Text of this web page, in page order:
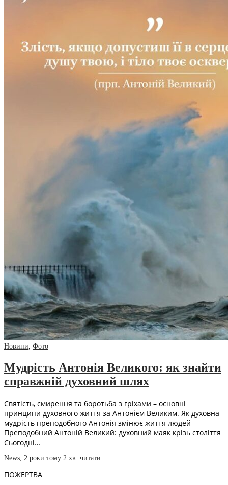
Новини, Фото
Мудрість Антонія Великого: як знайти
справжній духовний шлях
Святість, смирення та боротьба з гріхами – основні
принципи духовного життя за Антонієм Великим. Як духовна
мудрість преподобного Антонія змінює життя людей
Преподобний Антоній Великий: духовний маяк крізь століття
Сьогодні…
News 2 роки тому 2 хв. читати
ПОЖЕРТВА